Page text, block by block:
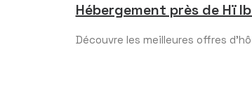
Hébergement près de Hï
Découvre les meilleures offres